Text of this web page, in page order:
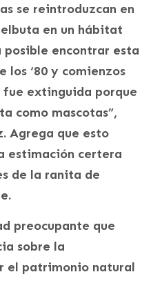
se reintroduzcan en
en un hábitat
encontrar esta
los ‘80 y comienzos
fue extinguida porque
como mascotas”,
Agrega que esto
estimación certera
de la ranita de
preocupante que
sobre la
el patrimonio natural